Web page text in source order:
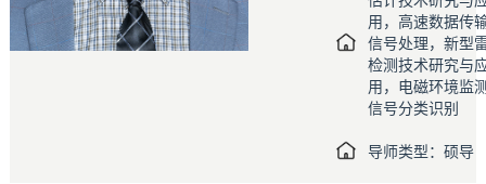
用，高速数据传
信号处理，新型
检测技术研究与
用，电磁环境监
信号分类识别
导师类型：硕导